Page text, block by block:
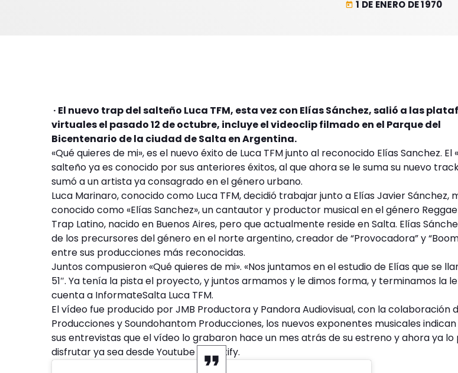
today 1 DE ENERO DE 1970
· El nuevo trap del salteño Luca TFM, esta vez con Elías Sánchez, salió a las
virtuales el pasado 12 de octubre, incluye el videoclip filmado en el Parque del
Bicentenario de la ciudad de Salta en Argentina.
«Qué quieres de mi», es el nuevo éxito de Luca TFM junto al reconocido Elías Sanchez. El
salteño ya es conocido por sus anteriores éxitos, al que ahora se le suma su nuevo
sumó a un artista ya consagrado en el género urbano.
Luca Marinaro, conocido como Luca TFM, decidió trabajar junto a Elías Javier Sánchez,
conocido como «Elías Sanchez», un cantautor y productor musical en el género
Trap Latino, nacido en Buenos Aires, pero que actualmente reside en Salta. Elías
de los precursores del género en el norte argentino, creador de “Provocadora” y
entre sus producciones más reconocidas.
Juntos compusieron «Qué quieres de mi». «Nos juntamos en el estudio de Elías que se
51″. Ya tenía la pista el proyecto, y juntos armamos y le dimos forma, y terminamos la
cuenta a InformateSalta Luca TFM.
El vídeo fue producido por JMB Productora y Pandora Audiovisual, con la colaboración
Producciones y Soundohantom Producciones, los nuevos exponentes musicales
sus entrevistas que el vídeo lo grabaron hace un mes atrás de su estreno y ahora ya lo
disfrutar ya sea desde Youtube o Spotify.